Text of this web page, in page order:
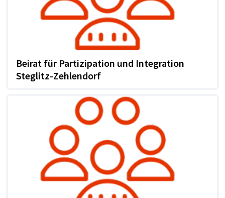
Beirat für Partizipation und Integration
Steglitz-Zehlendorf